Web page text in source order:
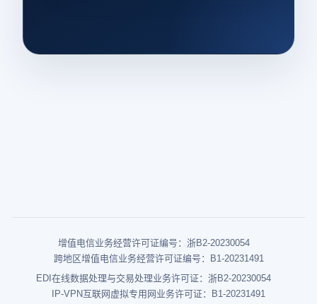
增值电信业务经营许可证编号：浙B2-20230054
跨地区增值电信业务经营许可证编号：B1-20231491
EDI在线数据处理与交易处理业务许可证：浙B2-20230054
IP-VPN互联网虚拟专用网业务许可证：B1-20231491